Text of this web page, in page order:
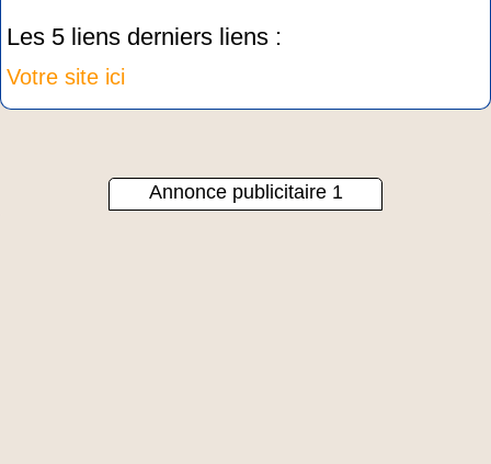
Les 5 liens derniers liens :
Votre site ici
Annonce publicitaire 1